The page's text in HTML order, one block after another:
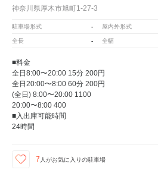
神奈川県厚木市旭町1-27-3
駐車場形式 - 屋内外形式
全長 - 全幅
■料金
全日8:00〜20:00 15分 200円
全日20:00〜8:00 60分 200円
(全日) 8:00〜20:00 1100
20:00〜8:00 400
■入出庫可能時間
24時間
7 人がお気に入りの駐車場